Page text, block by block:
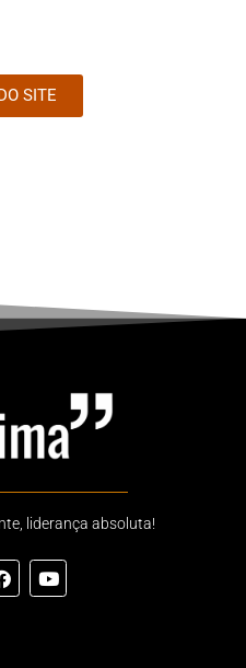
SITE
liderança absoluta!